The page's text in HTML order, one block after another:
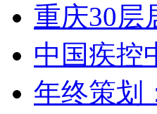
重庆30
中国疾控
年终策划